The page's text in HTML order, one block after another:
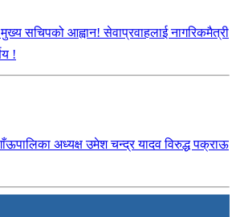
सचिपको आह्वान! सेवाप्रवाहलाई नागरिकमैत्री
!
अध्यक्ष उमेश चन्द्र यादव विरुद्ध पक्राऊ